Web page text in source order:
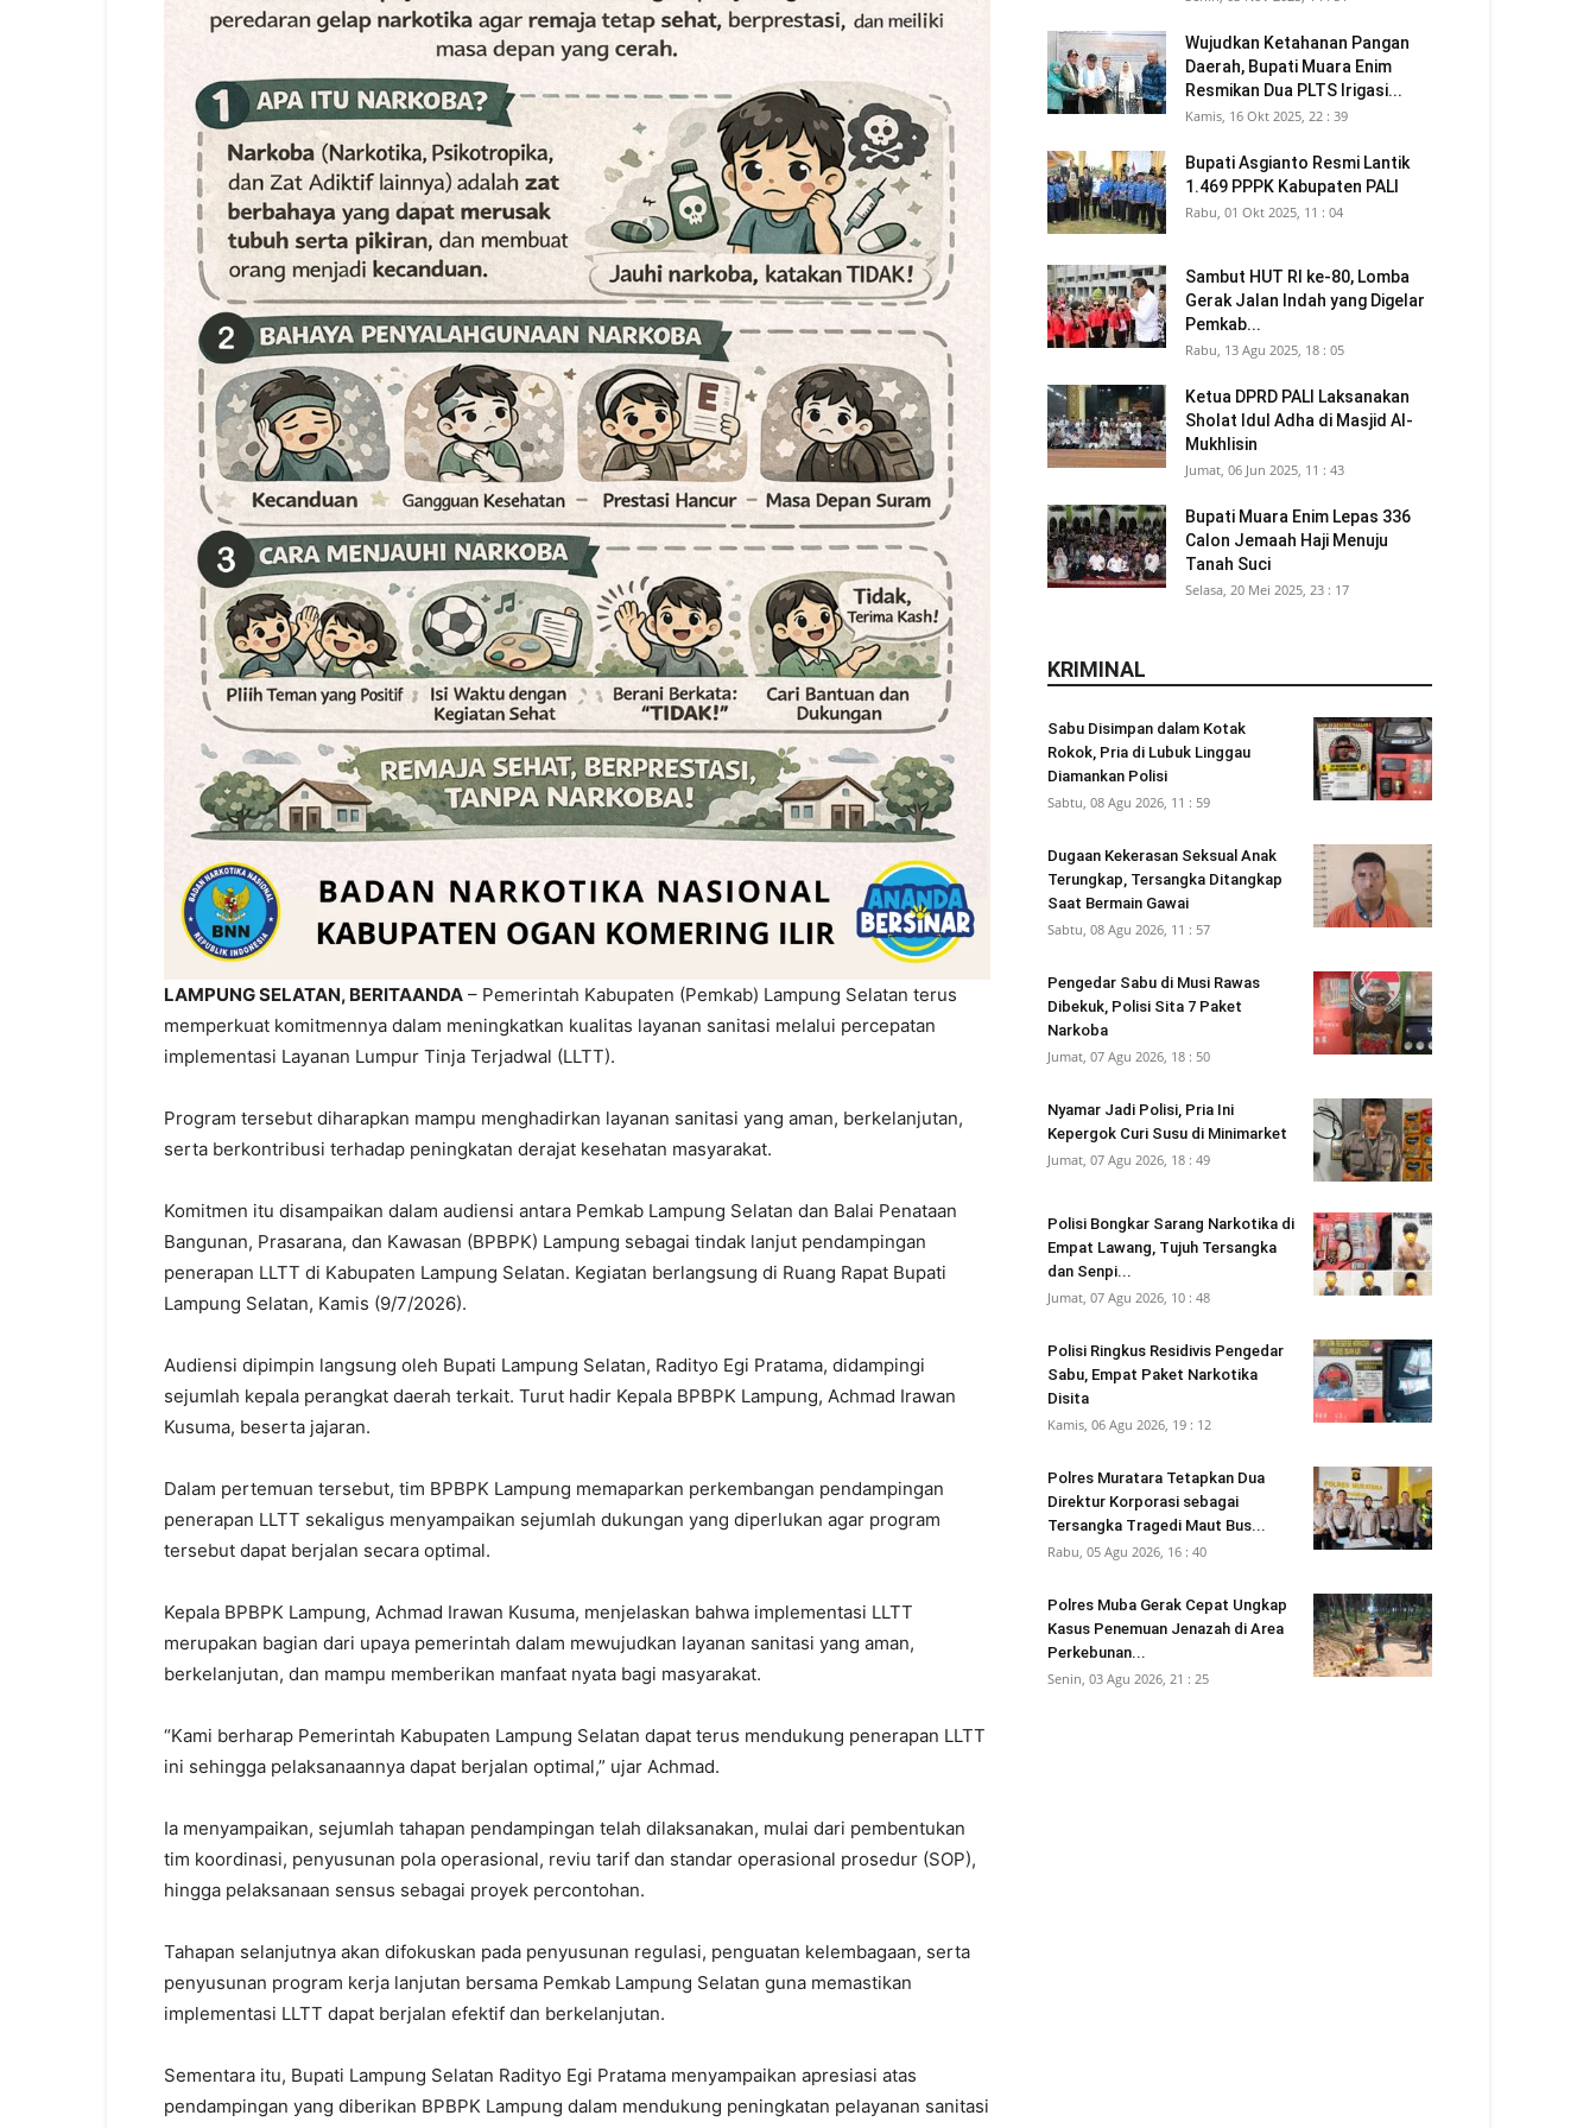
LAMPUNG SELATAN, BERITAANDA – Pemerintah Kabupaten (Pemkab) Lampung Selatan terus
memperkuat komitmennya dalam meningkatkan kualitas layanan sanitasi melalui percepatan
implementasi Layanan Lumpur Tinja Terjadwal (LLTT).
Program tersebut diharapkan mampu menghadirkan layanan sanitasi yang aman, berkelanjutan,
serta berkontribusi terhadap peningkatan derajat kesehatan masyarakat.
Komitmen itu disampaikan dalam audiensi antara Pemkab Lampung Selatan dan Balai Penataan
Bangunan, Prasarana, dan Kawasan (BPBPK) Lampung sebagai tindak lanjut pendampingan
penerapan LLTT di Kabupaten Lampung Selatan. Kegiatan berlangsung di Ruang Rapat Bupati
Lampung Selatan, Kamis (9/7/2026).
Audiensi dipimpin langsung oleh Bupati Lampung Selatan, Radityo Egi Pratama, didampingi
sejumlah kepala perangkat daerah terkait. Turut hadir Kepala BPBPK Lampung, Achmad Irawan
Kusuma, beserta jajaran.
Dalam pertemuan tersebut, tim BPBPK Lampung memaparkan perkembangan pendampingan
penerapan LLTT sekaligus menyampaikan sejumlah dukungan yang diperlukan agar program
tersebut dapat berjalan secara optimal.
Kepala BPBPK Lampung, Achmad Irawan Kusuma, menjelaskan bahwa implementasi LLTT
merupakan bagian dari upaya pemerintah dalam mewujudkan layanan sanitasi yang aman,
berkelanjutan, dan mampu memberikan manfaat nyata bagi masyarakat.
“Kami berharap Pemerintah Kabupaten Lampung Selatan dapat terus mendukung penerapan LLTT
ini sehingga pelaksanaannya dapat berjalan optimal,” ujar Achmad.
Ia menyampaikan, sejumlah tahapan pendampingan telah dilaksanakan, mulai dari pembentukan
tim koordinasi, penyusunan pola operasional, reviu tarif dan standar operasional prosedur (SOP),
hingga pelaksanaan sensus sebagai proyek percontohan.
Tahapan selanjutnya akan difokuskan pada penyusunan regulasi, penguatan kelembagaan, serta
penyusunan program kerja lanjutan bersama Pemkab Lampung Selatan guna memastikan
implementasi LLTT dapat berjalan efektif dan berkelanjutan.
Sementara itu, Bupati Lampung Selatan Radityo Egi Pratama menyampaikan apresiasi atas
pendampingan yang diberikan BPBPK Lampung dalam mendukung peningkatan pelayanan sanitasi
Wujudkan Ketahanan Pangan
Daerah, Bupati Muara Enim
Resmikan Dua PLTS Irigasi...
Kamis, 16 Okt 2025, 22 : 39
Bupati Asgianto Resmi Lantik
1.469 PPPK Kabupaten PALI
Rabu, 01 Okt 2025, 11 : 04
Sambut HUT RI ke-80, Lomba
Gerak Jalan Indah yang Digelar
Pemkab...
Rabu, 13 Agu 2025, 18 : 05
Ketua DPRD PALI Laksanakan
Sholat Idul Adha di Masjid Al-
Mukhlisin
Jumat, 06 Jun 2025, 11 : 43
Bupati Muara Enim Lepas 336
Calon Jemaah Haji Menuju
Tanah Suci
Selasa, 20 Mei 2025, 23 : 17
KRIMINAL
Sabu Disimpan dalam Kotak
Rokok, Pria di Lubuk Linggau
Diamankan Polisi
Sabtu, 08 Agu 2026, 11 : 59
Dugaan Kekerasan Seksual Anak
Terungkap, Tersangka Ditangkap
Saat Bermain Gawai
Sabtu, 08 Agu 2026, 11 : 57
Pengedar Sabu di Musi Rawas
Dibekuk, Polisi Sita 7 Paket
Narkoba
Jumat, 07 Agu 2026, 18 : 50
Nyamar Jadi Polisi, Pria Ini
Kepergok Curi Susu di Minimarket
Jumat, 07 Agu 2026, 18 : 49
Polisi Bongkar Sarang Narkotika di
Empat Lawang, Tujuh Tersangka
dan Senpi...
Jumat, 07 Agu 2026, 10 : 48
Polisi Ringkus Residivis Pengedar
Sabu, Empat Paket Narkotika
Disita
Kamis, 06 Agu 2026, 19 : 12
Polres Muratara Tetapkan Dua
Direktur Korporasi sebagai
Tersangka Tragedi Maut Bus...
Rabu, 05 Agu 2026, 16 : 40
Polres Muba Gerak Cepat Ungkap
Kasus Penemuan Jenazah di Area
Perkebunan...
Senin, 03 Agu 2026, 21 : 25